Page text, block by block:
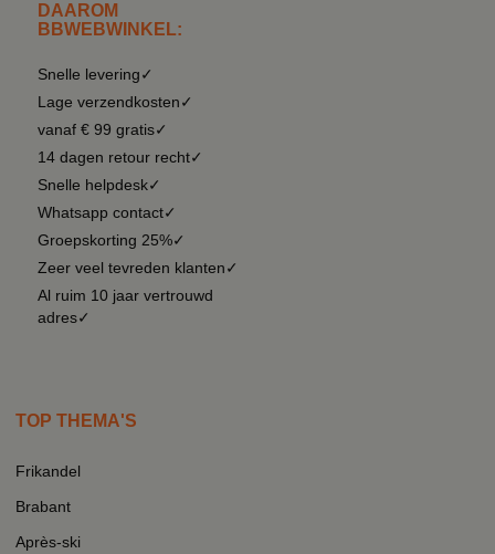
DAAROM
BBWEBWINKEL:
Snelle levering✓
Lage verzendkosten✓
vanaf € 99 gratis✓
14 dagen retour recht✓
Snelle helpdesk✓
Whatsapp contact✓
Groepskorting 25%✓
Zeer veel tevreden klanten✓
Al ruim 10 jaar vertrouwd
adres✓
TOP THEMA'S
Frikandel
Brabant
Après-ski